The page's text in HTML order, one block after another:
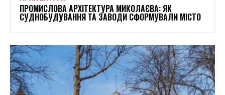
ПРОМИСЛОВА АРХІТЕКТУРА МИКОЛАЄВА: ЯК
СУДНОБУДУВАННЯ ТА ЗАВОДИ СФОРМУВАЛИ МІСТО